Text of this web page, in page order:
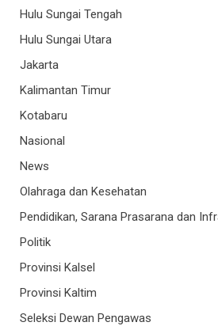
Hulu Sungai Tengah
Hulu Sungai Utara
Jakarta
Kalimantan Timur
Kotabaru
Nasional
News
Olahraga dan Kesehatan
Pendidikan, Sarana Prasarana dan
Politik
Provinsi Kalsel
Provinsi Kaltim
Seleksi Dewan Pengawas